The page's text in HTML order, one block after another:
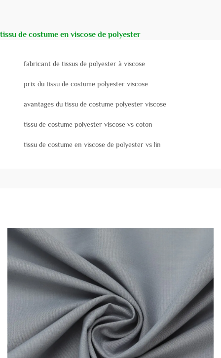
tissu de costume en viscose de polyester
fabricant de tissus de polyester à viscose
prix du tissu de costume polyester viscose
avantages du tissu de costume polyester viscose
tissu de costume polyester viscose vs coton
tissu de costume en viscose de polyester vs lin